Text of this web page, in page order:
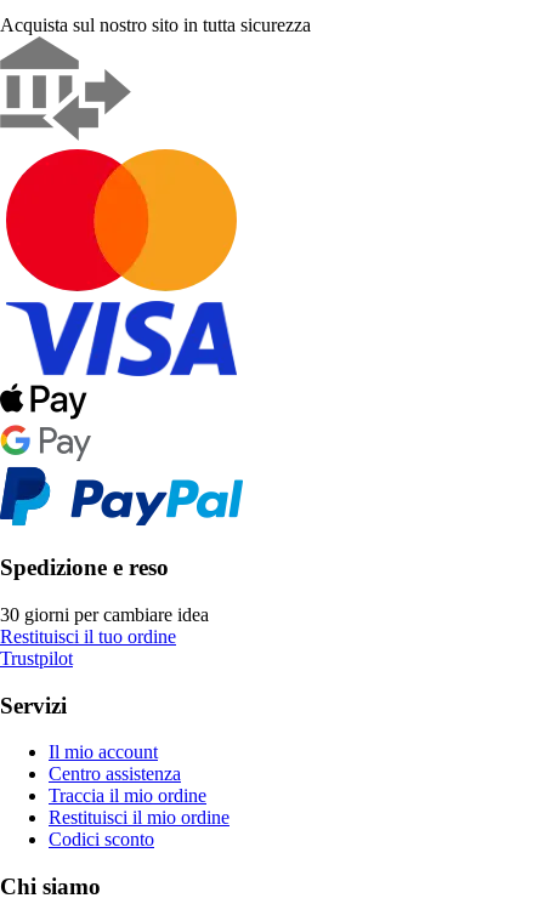
Acquista sul nostro sito in tutta sicurezza
Spedizione e reso
30 giorni per cambiare idea
Restituisci il tuo ordine
Trustpilot
Servizi
Il mio account
Centro assistenza
Traccia il mio ordine
Restituisci il mio ordine
Codici sconto
Chi siamo